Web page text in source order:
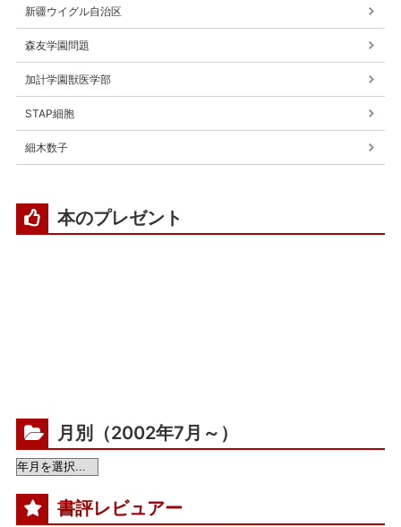
新疆ウイグル自治区
森友学園問題
加計学園獣医学部
STAP細胞
細木数子
本のプレゼント
月別（2002年7月～）
書評レビュアー